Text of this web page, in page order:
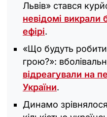
Львів» стався
невідомі
ефірі.
«Що будуть
грою?»:
відреагували на
України.
Динамо